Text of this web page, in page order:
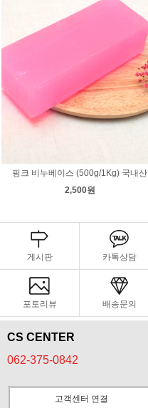
핑크 비누베이스 (500g/1Kg) 국내산
2,500원
게시판 카톡상담
포토리뷰 배송문의
CS CENTER
062-375-0842
고객센터 연결